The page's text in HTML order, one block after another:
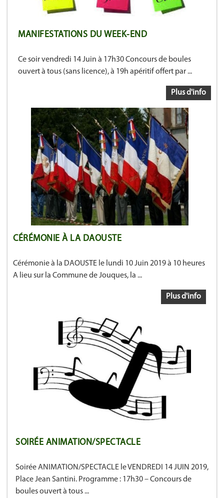
MANIFESTATIONS DU WEEK-END
Ce soir vendredi 14 Juin à 17h30 Concours de boules
ouvert à tous (sans licence), à 19h apéritif offert par ...
Plus d'info
CÉRÉMONIE À LA DAOUSTE
Cérémonie à la DAOUSTE le lundi 10 Juin 2019 à 10 heures
A lieu sur la Commune de Jouques, la ...
Plus d'info
SOIRÉE ANIMATION/SPECTACLE
Soirée ANIMATION/SPECTACLE le VENDREDI 14 JUIN 2019,
Place Jean Santini. Programme : 17h30 – Concours de
boules ouvert à tous ...